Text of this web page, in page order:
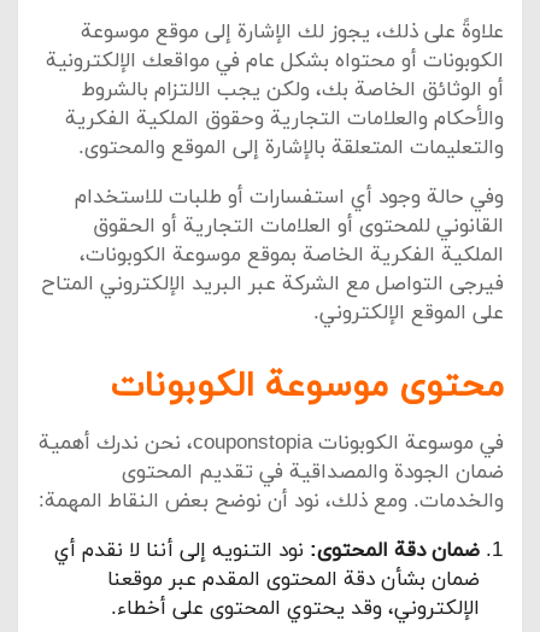
علاوةً على ذلك، يجوز لك الإشارة إلى موقع موسوعة
الكوبونات أو محتواه بشكل عام في مواقعك الإلكترونية
أو الوثائق الخاصة بك، ولكن يجب الالتزام بالشروط
والأحكام والعلامات التجارية وحقوق الملكية الفكرية
والتعليمات المتعلقة بالإشارة إلى الموقع والمحتوى.
وفي حالة وجود أي استفسارات أو طلبات للاستخدام
القانوني للمحتوى أو العلامات التجارية أو الحقوق
الملكية الفكرية الخاصة بموقع موسوعة الكوبونات،
فيرجى التواصل مع الشركة عبر البريد الإلكتروني المتاح
على الموقع الإلكتروني.
محتوى موسوعة الكوبونات
في موسوعة الكوبونات couponstopia، نحن ندرك أهمية
ضمان الجودة والمصداقية في تقديم المحتوى
والخدمات. ومع ذلك، نود أن نوضح بعض النقاط المهمة:
ضمان دقة المحتوى: نود التنويه إلى أننا لا نقدم أي
ضمان بشأن دقة المحتوى المقدم عبر موقعنا
الإلكتروني، وقد يحتوي المحتوى على أخطاء.